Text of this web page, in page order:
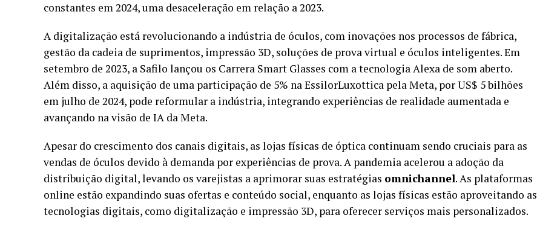
constantes em 2024, uma desaceleração em relação a 2023.
A digitalização está revolucionando a indústria de óculos, com inovações nos processos de fábrica,
gestão da cadeia de suprimentos, impressão 3D, soluções de prova virtual e óculos inteligentes. Em
setembro de 2023, a Safilo lançou os Carrera Smart Glasses com a tecnologia Alexa de som aberto.
Além disso, a aquisição de uma participação de 5% na EssilorLuxottica pela Meta, por US$ 5 bilhões
em julho de 2024, pode reformular a indústria, integrando experiências de realidade aumentada e
avançando na visão de IA da Meta.
Apesar do crescimento dos canais digitais, as lojas físicas de óptica continuam sendo cruciais para as
vendas de óculos devido à demanda por experiências de prova. A pandemia acelerou a adoção da
distribuição digital, levando os varejistas a aprimorar suas estratégias omnichannel. As plataformas
online estão expandindo suas ofertas e conteúdo social, enquanto as lojas físicas estão aproveitando as
tecnologias digitais, como digitalização e impressão 3D, para oferecer serviços mais personalizados.